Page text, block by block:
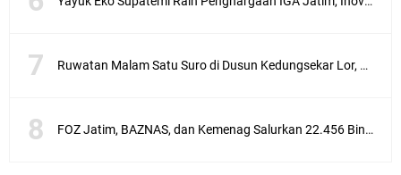
Ruwatan Malam Satu Suro di Dusun Kedungsekar Lor, Tradisi Luhur yang Terus Istiqomah
FOZ Jatim, BAZNAS, dan Kemenag Salurkan 22.456 Bingkisan Lebaran Yatim Serentak di Berbagai Daerah di Jawa Timur